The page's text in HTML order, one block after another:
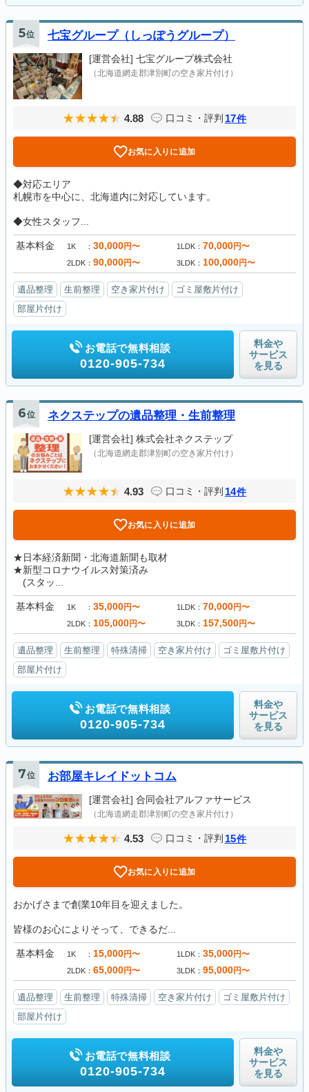
5位 七宝グループ（しっぽうグループ）
[運営会社] 七宝グループ株式会社
（北海道網走郡津別町の空き家片付け）
4.88 口コミ・評判 17件
お気に入りに追加
◆対応エリア
札幌市を中心に、北海道内に対応しています。
◆女性スタッフ...
基本料金 1K 30,000円〜 1LDK 70,000円〜
2LDK 90,000円〜 3LDK 100,000円〜
遺品整理 生前整理 空き家片付け
ゴミ屋敷片付け
部屋片付け
お電話で無料相談
0120-905-734
料金や
サービス
を見る
6位 ネクステップの遺品整理・生前整理
[運営会社] 株式会社ネクステップ
（北海道網走郡津別町の空き家片付け）
4.93 口コミ・評判 14件
お気に入りに追加
★日本経済新聞・北海道新聞も取材
★新型コロナウイルス対策済み
(スタッ...
基本料金 1K 35,000円〜 1LDK 70,000円〜
2LDK 105,000円〜 3LDK 157,500円〜
遺品整理 生前整理 特殊清掃 空き家片付け
ゴミ屋敷片付け
部屋片付け
お電話で無料相談
0120-905-734
料金や
サービス
を見る
7位 お部屋キレイドットコム
[運営会社] 合同会社アルファサービス
（北海道網走郡津別町の空き家片付け）
4.53 口コミ・評判 15件
お気に入りに追加
おかげさまで創業10年目を迎えました。
皆様のお心によりそって、できるだ...
基本料金 1K 15,000円〜 1LDK 35,000円〜
2LDK 65,000円〜 3LDK 95,000円〜
遺品整理 生前整理 特殊清掃 空き家片付け
ゴミ屋敷片付け
部屋片付け
お電話で無料相談
0120-905-734
料金や
サービス
を見る